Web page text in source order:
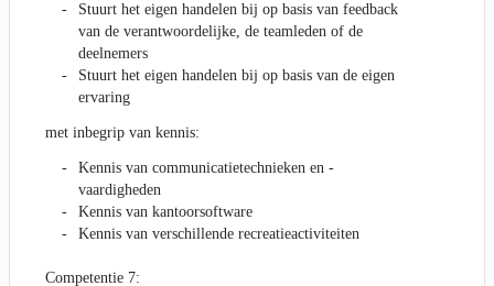
Stuurt het eigen handelen bij op basis van feedback
van de verantwoordelijke, de teamleden of de
deelnemers
Stuurt het eigen handelen bij op basis van de eigen
ervaring
met inbegrip van kennis:
Kennis van communicatietechnieken en -
vaardigheden
Kennis van kantoorsoftware
Kennis van verschillende recreatieactiviteiten
Competentie 7: